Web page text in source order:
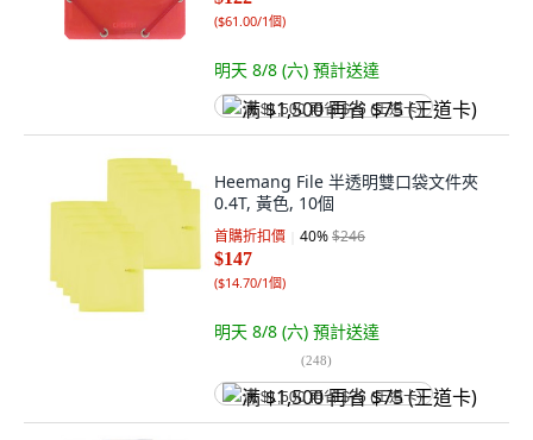
($61.00/1個)
明天 8/8 (六) 預計送達
满 $1,500 再省 $75 (王道卡)
Heemang File 半透明雙口袋文件夾
0.4T, 黃色, 10個
首購折扣價 40%$246
$147
($14.70/1個)
明天 8/8 (六) 預計送達
(248)
满 $1,500 再省 $75 (王道卡)